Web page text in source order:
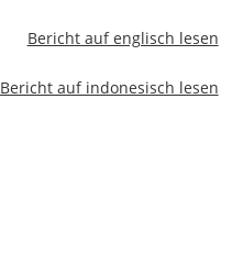
Bericht auf englisch lesen
Bericht auf indonesisch lesen